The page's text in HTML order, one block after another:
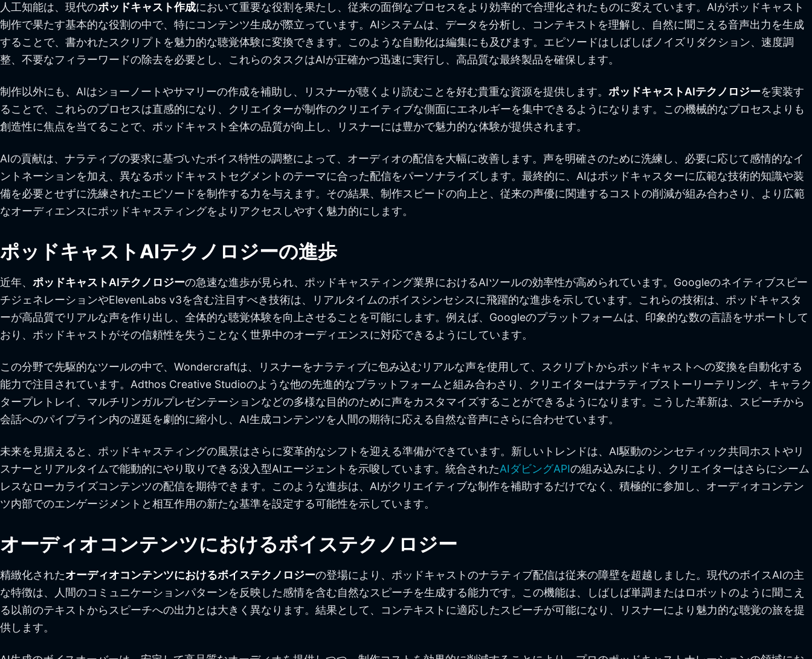
人工知能は、現代のポッドキャスト作成において重要な役割を果たし、従来の面倒なプロセスをより効率的で合理化されたものに変えています。AIがポッドキャスト
制作で果たす基本的な役割の中で、特にコンテンツ生成が際立っています。AIシステムは、データを分析し、コンテキストを理解し、自然に聞こえる音声出力を生成
することで、書かれたスクリプトを魅力的な聴覚体験に変換できます。このような自動化は編集にも及びます。エピソードはしばしばノイズリダクション、速度調
整、不要なフィラーワードの除去を必要とし、これらのタスクはAIが正確かつ迅速に実行し、高品質な最終製品を確保します。
制作以外にも、AIはショーノートやサマリーの作成を補助し、リスナーが聴くより読むことを好む貴重な資源を提供します。 ポッドキャストAIテクノロジーを実装す
ることで、これらのプロセスは直感的になり、クリエイターが制作のクリエイティブな側面にエネルギーを集中できるようになります。この機械的なプロセスよりも
創造性に焦点を当てることで、ポッドキャスト全体の品質が向上し、リスナーには豊かで魅力的な体験が提供されます。
AIの貢献は、ナラティブの要求に基づいたボイス特性の調整によって、オーディオの配信を大幅に改善します。声を明確さのために洗練し、必要に応じて感情的なイ
ントネーションを加え、異なるポッドキャストセグメントのテーマに合った配信をパーソナライズします。最終的に、AIはポッドキャスターに広範な技術的知識や装
備を必要とせずに洗練されたエピソードを制作する力を与えます。その結果、制作スピードの向上と、従来の声優に関連するコストの削減が組み合わさり、より広範
なオーディエンスにポッドキャスティングをよりアクセスしやすく魅力的にします。
ポッドキャストAIテクノロジーの進歩
近年、 ポッドキャストAIテクノロジーの急速な進歩が見られ、ポッドキャスティング業界におけるAIツールの効率性が高められています。Googleのネイティブスピー
チジェネレーションやElevenLabs v3を含む注目すべき技術は、リアルタイムのボイスシンセシスに飛躍的な進歩を示しています。これらの技術は、ポッドキャスタ
ーが高品質でリアルな声を作り出し、全体的な聴覚体験を向上させることを可能にします。例えば、Googleのプラットフォームは、印象的な数の言語をサポートして
おり、ポッドキャストがその信頼性を失うことなく世界中のオーディエンスに対応できるようにしています。
この分野で先駆的なツールの中で、Wondercraftは、リスナーをナラティブに包み込むリアルな声を使用して、スクリプトからポッドキャストへの変換を自動化する
能力で注目されています。Adthos Creative Studioのような他の先進的なプラットフォームと組み合わさり、クリエイターはナラティブストーリーテリング、キャラク
タープレトレイ、マルチリンガルプレゼンテーションなどの多様な目的のために声をカスタマイズすることができるようになります。こうした革新は、スピーチから
会話へのパイプライン内の遅延を劇的に縮小し、AI生成コンテンツを人間の期待に応える自然な音声にさらに合わせています。
未来を見据えると、ポッドキャスティングの風景はさらに変革的なシフトを迎える準備ができています。新しいトレンドは、AI駆動のシンセティック共同ホストやリ
スナーとリアルタイムで能動的にやり取りできる没入型AIエージェントを示唆しています。統合されたAIダビングAPIの組み込みにより、クリエイターはさらにシーム
レスなローカライズコンテンツの配信を期待できます。このような進歩は、AIがクリエイティブな制作を補助するだけでなく、積極的に参加し、オーディオコンテン
ツ内部でのエンゲージメントと相互作用の新たな基準を設定する可能性を示しています。
オーディオコンテンツにおけるボイステクノロジー
精緻化されたオーディオコンテンツにおけるボイステクノロジーの登場により、ポッドキャストのナラティブ配信は従来の障壁を超越しました。現代のボイスAIの主
な特徴は、人間のコミュニケーションパターンを反映した感情を含む自然なスピーチを生成する能力です。この機能は、しばしば単調またはロボットのように聞こえ
る以前のテキストからスピーチへの出力とは大きく異なります。結果として、コンテキストに適応したスピーチが可能になり、リスナーにより魅力的な聴覚の旅を提
供します。